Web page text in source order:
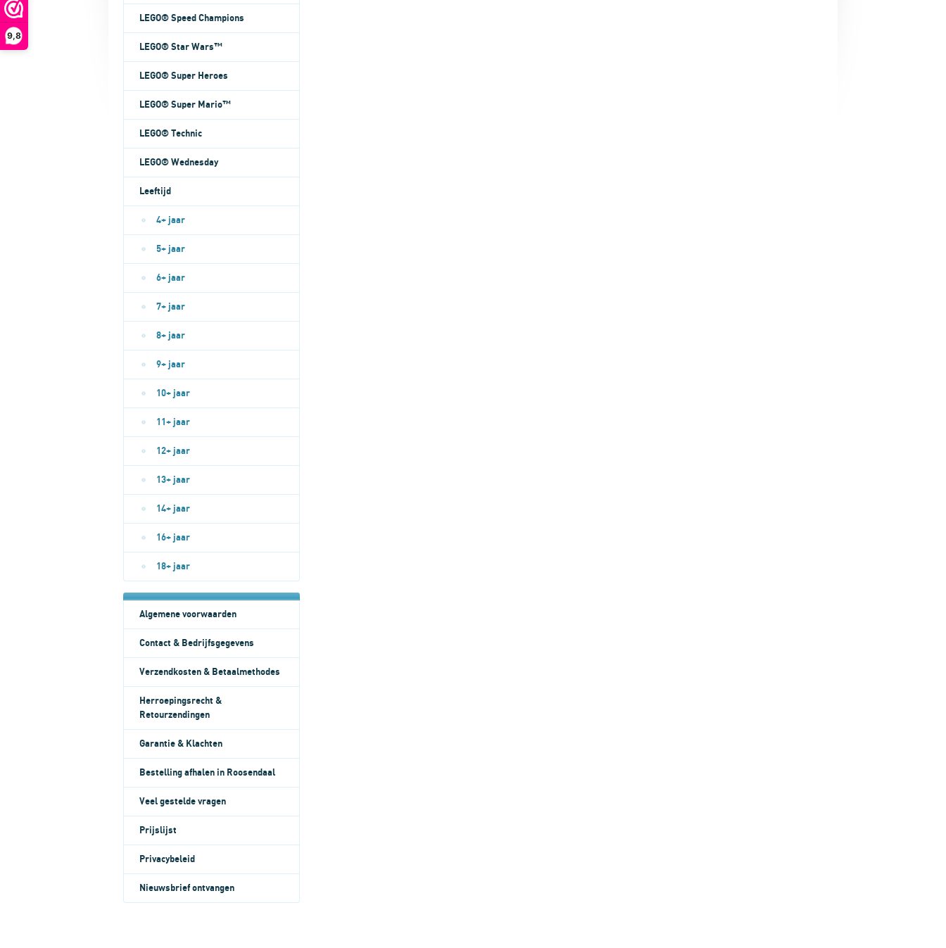
9,8
LEGO® Speed Champions
LEGO® Star Wars™
LEGO® Super Heroes
LEGO® Super Mario™
LEGO® Technic
LEGO® Wednesday
Leeftijd
4+ jaar
5+ jaar
6+ jaar
7+ jaar
8+ jaar
9+ jaar
10+ jaar
11+ jaar
12+ jaar
13+ jaar
14+ jaar
16+ jaar
18+ jaar
Algemene voorwaarden
Contact & Bedrijfsgegevens
Verzendkosten & Betaalmethodes
Herroepingsrecht &
Retourzendingen
Garantie & Klachten
Bestelling afhalen in Roosendaal
Veel gestelde vragen
Prijslijst
Privacybeleid
Nieuwsbrief ontvangen